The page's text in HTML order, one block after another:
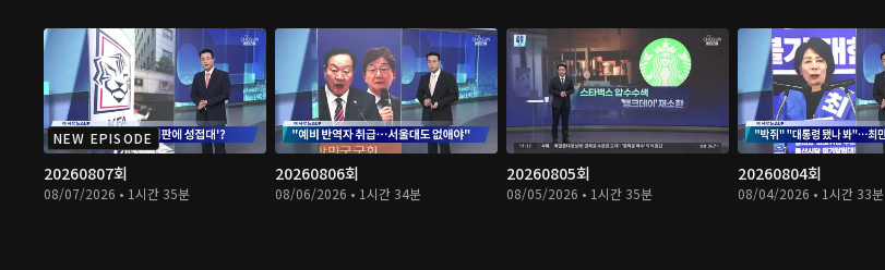
NEW EPISODE
20260807회
08/07/2026 • 1시간 35분
20260806회
08/06/2026 • 1시간 34분
20260805회
08/05/2026 • 1시간 35분
20260804회
08/04/2026 • 1시간 33분